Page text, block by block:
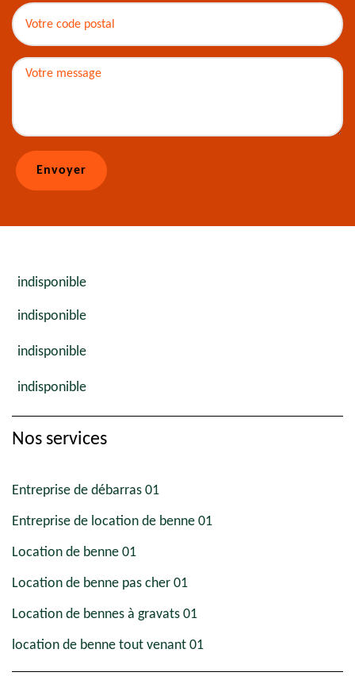
indisponible
indisponible
indisponible
indisponible
Nos services
Entreprise de débarras 01
Entreprise de location de benne 01
Location de benne 01
Location de benne pas cher 01
Location de bennes à gravats 01
location de benne tout venant 01